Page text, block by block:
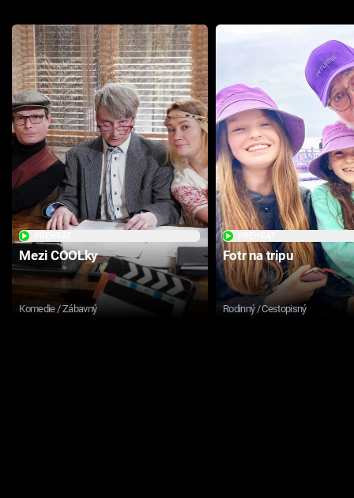
Mezi COOLky
Komedie / Zábavný
Fotr na tripu
Rodinný / Cestopisný